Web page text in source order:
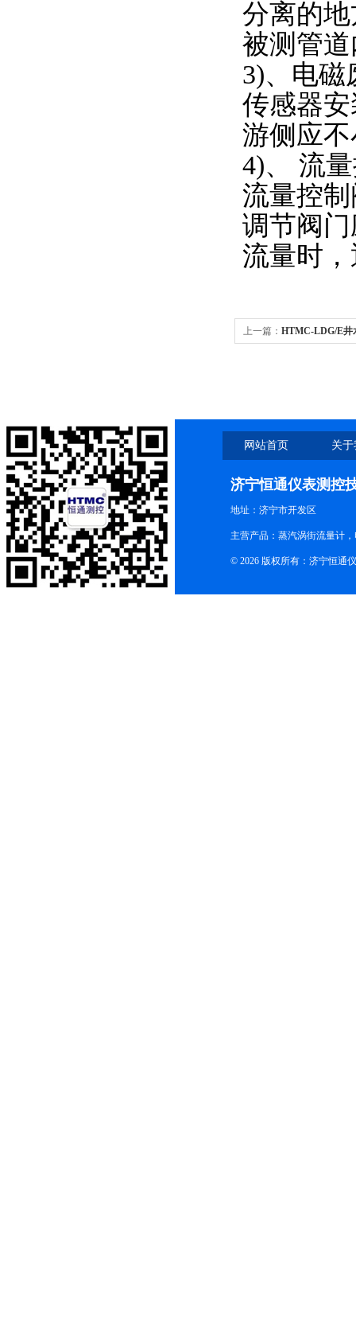
分离的
被测管
3)、电磁
传感器
游侧应
4)、 流
流量控
调节阀
流量时
上一篇： HTMC-LDG/E井
网站首页 关
济宁恒通仪表测控
地址：济宁市开发区
主营产品：蒸汽涡街流量计
© 2026 版权所有：济宁恒通